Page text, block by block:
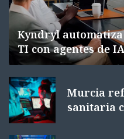
Kyndryl
TI con agentes de IA
Murcia
sanitaria